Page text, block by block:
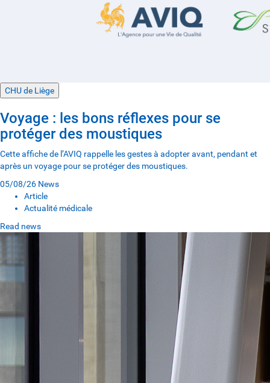
CHU de Liège
Voyage : les bons réflexes pour se
protéger des moustiques
Cette affiche de l’AVIQ rappelle les gestes à adopter avant, pendant et
après un voyage pour se protéger des moustiques.
05/08/26 News
Article
Actualité médicale
Read news